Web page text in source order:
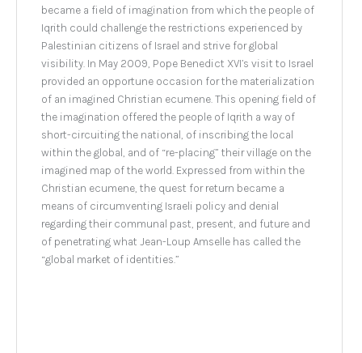
became a field of imagination from which the people of
Iqrith could challenge the restrictions experienced by
Palestinian citizens of Israel and strive for global
visibility. In May 2009, Pope Benedict XVI’s visit to Israel
provided an opportune occasion for the materialization
of an imagined Christian ecumene. This opening field of
the imagination offered the people of Iqrith a way of
short-circuiting the national, of inscribing the local
within the global, and of “re-placing” their village on the
imagined map of the world. Expressed from within the
Christian ecumene, the quest for return became a
means of circumventing Israeli policy and denial
regarding their communal past, present, and future and
of penetrating what Jean-Loup Amselle has called the
“global market of identities.”